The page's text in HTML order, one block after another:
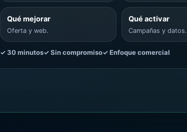
Qué mejorar
Oferta y web.
Qué activar
Campañas y datos.
✓ 30 minutos✓ Sin compromiso✓ Enfoque comercial